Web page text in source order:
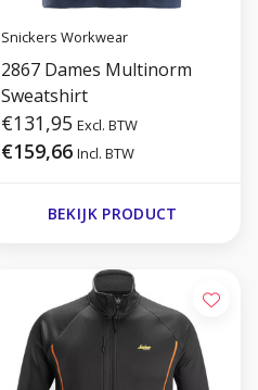
Snickers Workwear
2867 Dames Multinorm
Sweatshirt
€131,95 Excl. BTW
€159,66 Incl. BTW
BEKIJK PRODUCT